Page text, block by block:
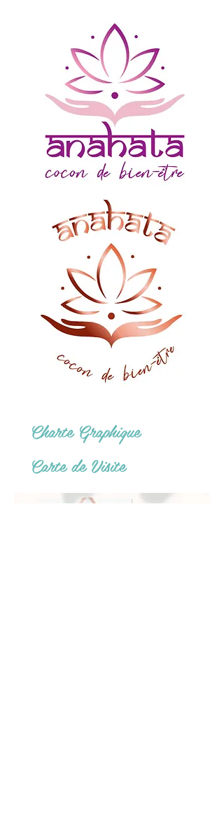
Charte Graphique
Carte de Visite